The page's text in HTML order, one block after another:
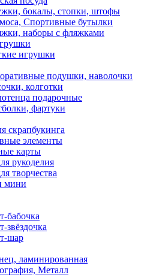
бокалы, стопки, штофы
Спортивные бутылки
наборы с фляжками
игрушки
подушки, наволочки
колготки
подарочные
фартуки
скрапбукинга
элементы
карты
рукоделия
творчества
мини
бабочка
звёздочка
шар
ламинированная
Металл